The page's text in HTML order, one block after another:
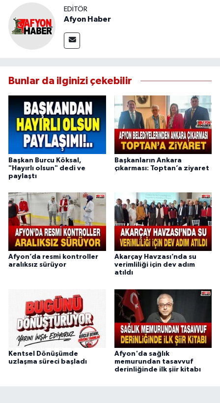
EDITÖR
Afyon Haber
Bunlar da ilginizi çekebilir
Başkan Burcu Köksal,
"Hayırlı olsun" dedi ve
paylaştı
Başkanların Ankara
çıkarması: Toptan’a ziyaret
Afyon’da resmi kontroller
aralıksız sürüyor
Akarçay Havzası’nda su
verimliliği için dev adım
atıldı
Kentsel Dönüşümde
uzlaşma süreci başladı
Afyon'da sağlık
memurundan tasavvuf
derinliğinde ilk şiir kitabı